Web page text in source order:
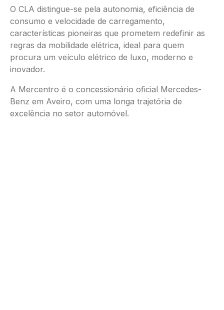
O CLA distingue-se pela autonomia, eficiência de
consumo e velocidade de carregamento,
características pioneiras que prometem redefinir as
regras da mobilidade elétrica, ideal para quem
procura um veículo elétrico de luxo, moderno e
inovador.
A Mercentro é o concessionário oficial Mercedes-
Benz em Aveiro, com uma longa trajetória de
excelência no setor automóvel.